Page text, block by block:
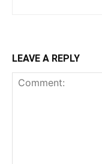
LEAVE A REPLY